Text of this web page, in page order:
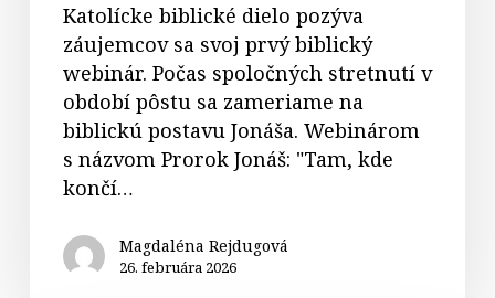
Katolícke biblické dielo pozýva
záujemcov sa svoj prvý biblický
webinár. Počas spoločných stretnutí v
období pôstu sa zameriame na
biblickú postavu Jonáša. Webinárom
s názvom Prorok Jonáš: "Tam, kde
končí…
Magdaléna Rejdugová
26. februára 2026